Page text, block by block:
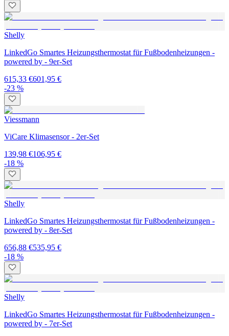
Shelly
LinkedGo Smartes Heizungsthermostat für Fußbodenheizungen -
powered by - 9er-Set
615,33 €601,95 €
-23 %
Viessmann
ViCare Klimasensor - 2er-Set
139,98 €106,95 €
-18 %
Shelly
LinkedGo Smartes Heizungsthermostat für Fußbodenheizungen -
powered by - 8er-Set
656,88 €535,95 €
-18 %
Shelly
LinkedGo Smartes Heizungsthermostat für Fußbodenheizungen -
powered by - 7er-Set